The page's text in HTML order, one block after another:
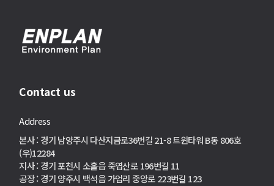
Contact us
Address
본사 : 경기 남양주시 다산지금로36번길 21-8 트윈타워 B동 806호
(우)12284
지사 : 경기 포천시 소홀읍 죽엽산로 196번길 11
공장 : 경기 양주시 백석읍 가업리 중앙로 223번길 123